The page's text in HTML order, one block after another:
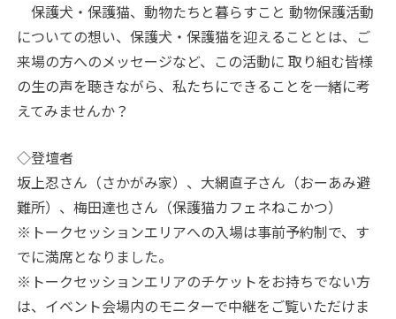
保護犬・保護猫、動物たちと暮らすこと 動物保護活動
についての想い、保護犬・保護猫を迎えることとは、ご
来場の方へのメッセージなど、この活動に 取り組む皆様
の生の声を聴きながら、私たちにできることを一緒に考
えてみませんか？
◇登壇者
坂上忍さん（さかがみ家）、大網直子さん（おーあみ避
難所）、梅田達也さん（保護猫カフェネねこかつ）
※トークセッションエリアへの入場は事前予約制で、す
でに満席となりました。
※トークセッションエリアのチケットをお持ちでない方
は、イベント会場内のモニターで中継をご覧いただけま